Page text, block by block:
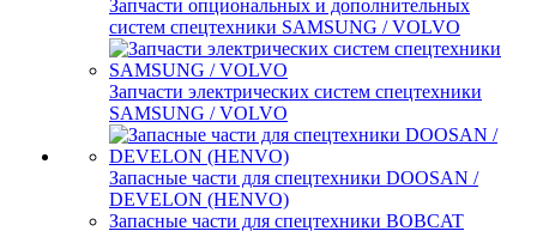
Запчасти опциональных и дополнительных
систем спецтехники SAMSUNG / VOLVO
Запчасти электрических систем спецтехники
SAMSUNG / VOLVO
Запасные части для спецтехники DOOSAN /
DEVELON (HENVO)
Запасные части для спецтехники BOBCAT